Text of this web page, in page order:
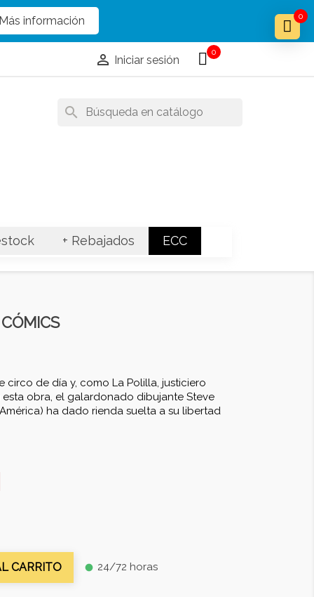
Más información
 Iniciar sesión
0
0
search
+ Rebajados ECC
circo de día y, como La Polilla, justiciero
obra, el galardonado dibujante Steve
ha dado rienda suelta a su libertad
CARRITO fiber_manual_record 24/72 horas